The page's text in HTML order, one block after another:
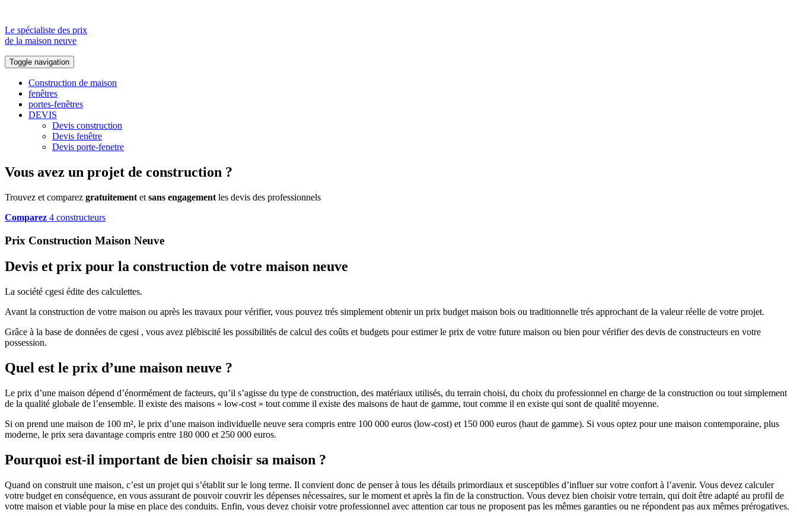
Le spécialiste des prix
de la maison neuve
Toggle navigation
Construction de maison
fenêtres
portes-fenêtres
DEVIS
Devis construction
Devis fenêtre
Devis porte-fenetre
Vous avez un projet de construction ?
Trouvez et comparez gratuitement et sans engagement les devis des professionnels
Comparez 4 constructeurs
Prix Construction Maison Neuve
Devis et prix pour la construction de votre maison neuve
La société cgesi édite des calculettes.
Avant la construction de votre maison ou après les travaux pour vérifier, vous pouvez trés simplement obtenir un prix budget maison bois ou traditionnelle trés approchant de la valeur réelle de votre projet.
Grâce à la base de données de cgesi , vous avez plébiscité les possibilités de calcul des coûts et budgets pour estimer le prix de votre future maison ou bien pour vérifier des devis de constructeurs en votre
possession.
Quel est le prix d’une maison neuve ?
Le prix d’une maison dépend d’énormément de facteurs, qu’il s’agisse du type de construction, des matériaux utilisés, du terrain choisi, du choix du professionnel en charge de la construction ou tout simplement
de la qualité globale de l’ensemble. Il existe des maisons « low-cost » tout comme il existe des maisons de haut de gamme, tout comme il en existe qui sont de qualité moyenne.
Si on prend une maison de 100 m², le prix d’une maison individuelle neuve sera compris entre 100 000 euros (low-cost) et 150 000 euros (haut de gamme). Si vous optez pour une maison contemporaine, plus
moderne, le prix sera davantage compris entre 180 000 et 250 000 euros.
Pourquoi est-il important de bien choisir sa maison ?
Quand on construit une maison, c’est un projet qui s’établit sur le long terme. Il convient donc de penser à tous les détails primordiaux et susceptibles d’influer sur votre confort à l’avenir. Vous devez calculer
votre budget en conséquence, en vous assurant de pouvoir couvrir les dépenses nécessaires, sur le moment et après la fin de la construction. Vous devez bien choisir votre terrain, qui doit être adapté au profil de
votre maison et viable pour la mise en place des conduits. Enfin, vous devez choisir votre professionnel avec attention car tous ne proposent pas les mêmes garanties ou ne répondent pas aux mêmes prérogatives.